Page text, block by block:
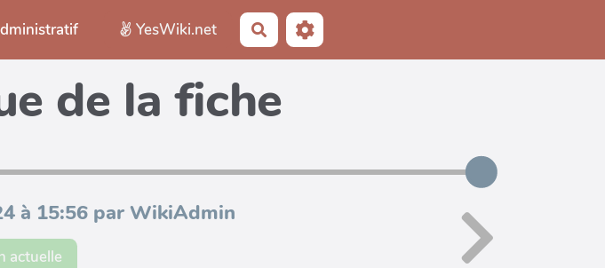
YesWiki.net Rechercher
de la fiche
à 15:56 par WikiAdmin
actuelle